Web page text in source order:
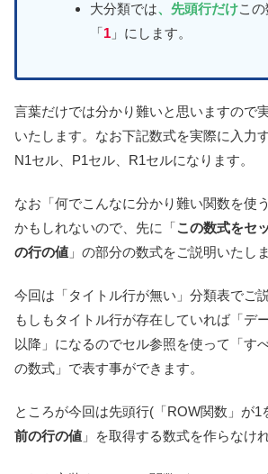
大分類では、先頭行だけこの
「1」にします。
言葉だけでは分かり難いと思いますので
いたします。なお下記数式を実際に入力
N1セル、P1セル、R1セルになります。
なお「何でこんなに分かり難い関数を使
かもしれないので、先に「この数式をセ
の行の値 」の部分の数式をご説明いたしま
今回は「タイトル行が無い」分類表でご
もしもタイトル行が存在していれば「デ
以降」になるのでセル参照を使って「す
の数式」で表す事ができます。
ところが今回は先頭行(「ROW関数」が1
前の行の値 」を取得する数式を作らなけ